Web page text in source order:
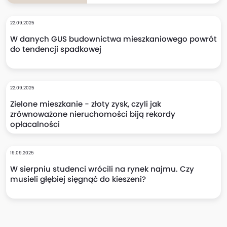
22.09.2025
W danych GUS budownictwa mieszkaniowego powrót
do tendencji spadkowej
22.09.2025
Zielone mieszkanie - złoty zysk, czyli jak
zrównoważone nieruchomości biją rekordy
opłacalności
19.09.2025
W sierpniu studenci wrócili na rynek najmu. Czy
musieli głębiej sięgnąć do kieszeni?